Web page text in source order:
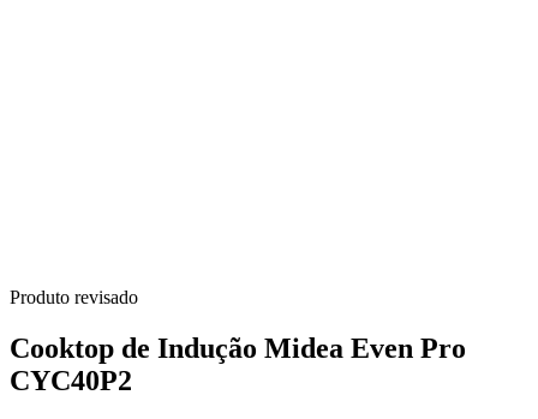
Produto revisado
Cooktop de Indução Midea Even Pro
CYC40P2